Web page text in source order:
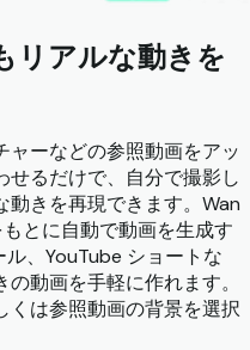
リアルな動きを
ャーなどの参照動画をアッ
せるだけで、自分で撮影し
動きを再現できます。Wan
とに自動で動画を生成す
、YouTube ショートな
動画を手軽に作れます。
くは参照動画の背景を選択